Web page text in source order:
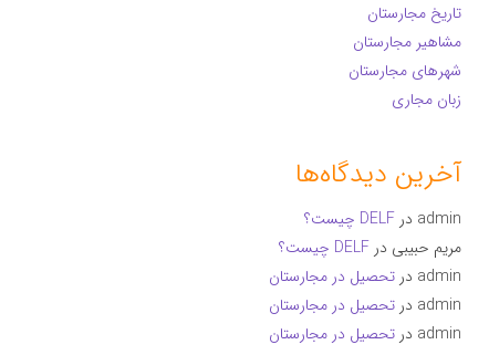
تاریخ مجارستان
مشاهیر مجارستان
شهرهای مجارستان
زبان مجاری
آخرین دیدگاه‌ها
admin در DELF چیست؟
مریم حبیبی در DELF چیست؟
admin در تحصیل در مجارستان
admin در تحصیل در مجارستان
admin در تحصیل در مجارستان